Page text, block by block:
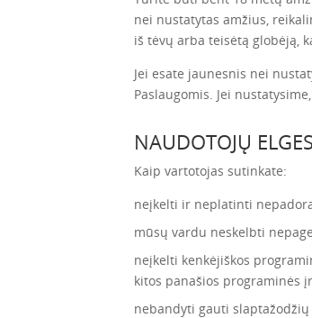
nei nustatytas amžius,
iš tėvų arba teisėtą globėją,
Jei esate jaunesnis nei
Paslaugomis. Jei
NAUDOTOJŲ
Kaip vartotojas sutinkate:
neįkelti ir neplatinti
mūsų vardu neskelbti
neįkelti kenkėjiškos
kitos panašios programinės
nebandyti gauti